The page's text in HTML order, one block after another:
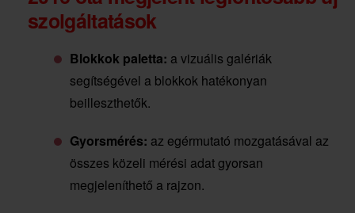
szolgáltatások
Blokkok paletta: a vizuális galériák
segítségével a blokkok hatékonyan
beilleszthetők.
Gyorsmérés: az egérmutató mozgatásával az
összes közeli mérési adat gyorsan
megjeleníthető a rajzon.